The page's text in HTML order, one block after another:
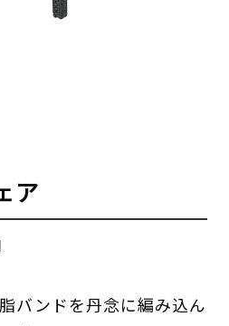
ア
バンドを丹念に編み込ん